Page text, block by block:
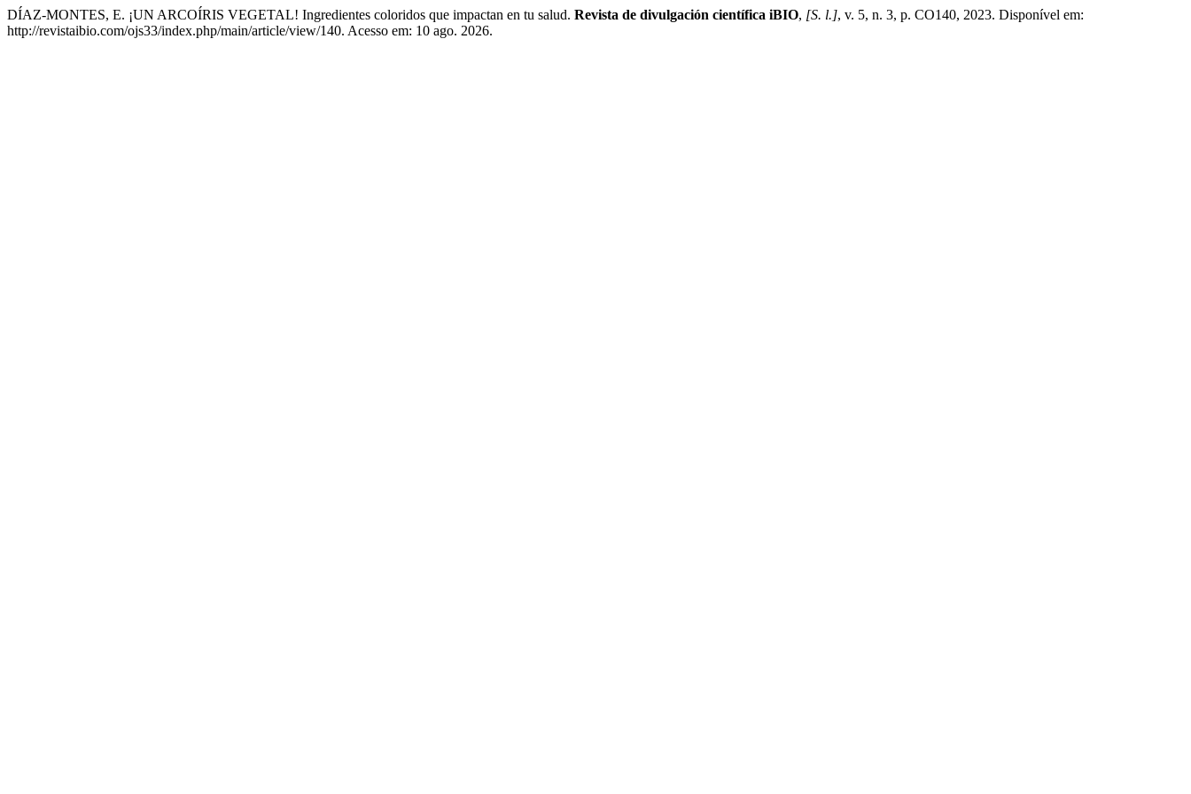
DÍAZ-MONTES, E. ¡UN ARCOÍRIS VEGETAL! Ingredientes coloridos que impactan en tu salud. Revista de divulgación científica iBIO, [S. l.], v. 5, n. 3, p. CO140, 2023. Disponível em:
http://revistaibio.com/ojs33/index.php/main/article/view/140. Acesso em: 10 ago. 2026.